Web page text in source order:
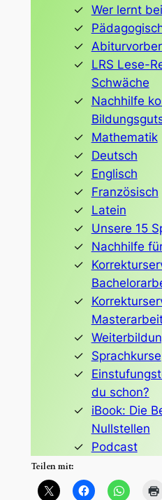
Wer lernt
LRS Lese-
Schwäche
Nachhilfe
Mathematik
Deutsch
Englisch
Französisch
Latein
Unsere 15
Nachhilfe
Sprachkurse
du schon?
iBook: Die
Nullstellen
Podcast
Teilen mit: